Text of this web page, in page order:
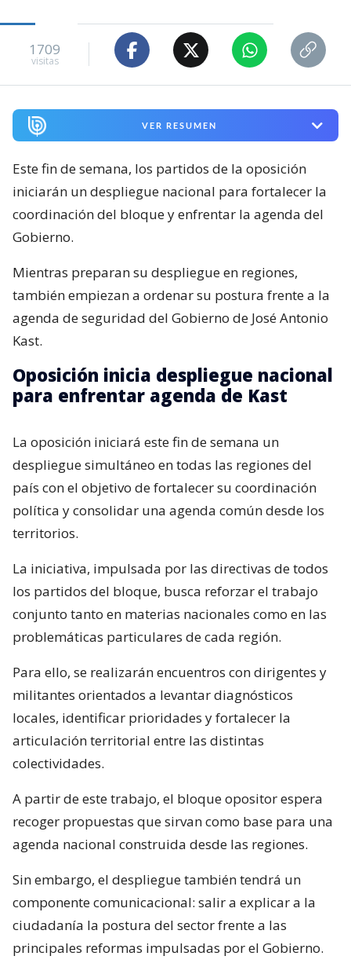
1709
visitas
VER RESUMEN
Este fin de semana, los partidos de la oposición
iniciarán un despliegue nacional para fortalecer la
coordinación del bloque y enfrentar la agenda del
Gobierno.
Mientras preparan su despliegue en regiones,
también empiezan a ordenar su postura frente a la
agenda de seguridad del Gobierno de José Antonio
Kast.
Oposición inicia despliegue nacional
para enfrentar agenda de Kast
La oposición iniciará este fin de semana un
despliegue simultáneo en todas las regiones del
país con el objetivo de fortalecer su coordinación
política y consolidar una agenda común desde los
territorios.
La iniciativa, impulsada por las directivas de todos
los partidos del bloque, busca reforzar el trabajo
conjunto tanto en materias nacionales como en las
problemáticas particulares de cada región.
Para ello, se realizarán encuentros con dirigentes y
militantes orientados a levantar diagnósticos
locales, identificar prioridades y fortalecer la
articulación territorial entre las distintas
colectividades.
A partir de este trabajo, el bloque opositor espera
recoger propuestas que sirvan como base para una
agenda nacional construida desde las regiones.
Sin embargo, el despliegue también tendrá un
componente comunicacional: salir a explicar a la
ciudadanía la postura del sector frente a las
principales reformas impulsadas por el Gobierno.